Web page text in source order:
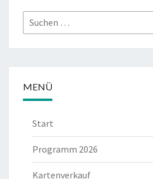
Suchen
nach:
MENÜ
Start
Programm 2026
Kartenverkauf